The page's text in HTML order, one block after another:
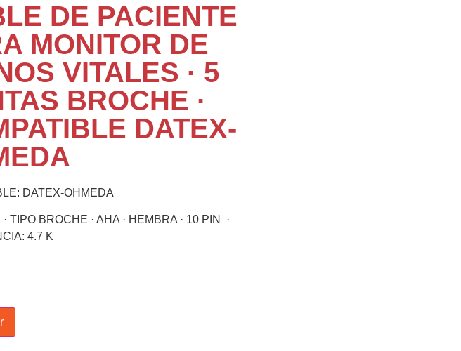
DE PACIENTE
MONITOR DE
VITALES · 5
BROCHE ·
DATEX-
DATEX-OHMEDA
TIPO BROCHE · AHA · HEMBRA · 10 PIN ·
4.7 K